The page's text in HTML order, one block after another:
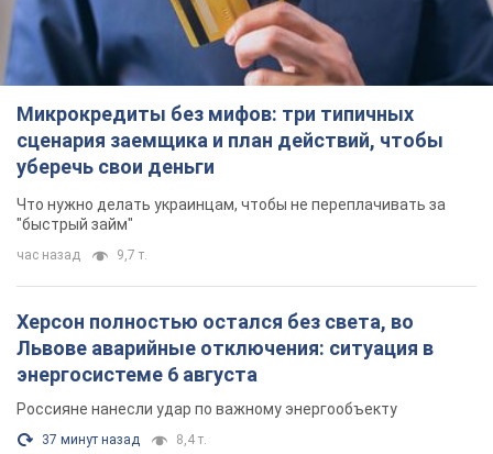
"быстрый займ"
час назад 9,7 т.
Херсон полностью остался без света, во
Львове аварийные отключения: ситуация в
энергосистеме 6 августа
37 минут назад
Зеленский созвал совещание по вопросам
подготовки украинской баллистики и
антибаллистической программы FREYJA: какие
решения готовятся
В Киеве рассчитывают на успешное завершение проекта